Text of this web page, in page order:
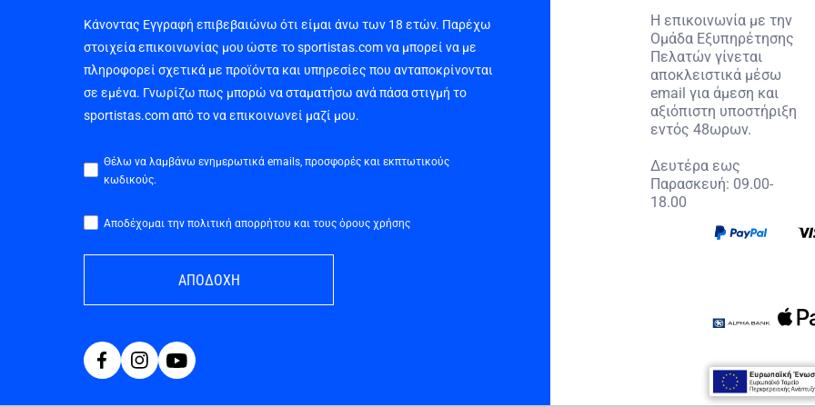
Κάνοντας Εγγραφή επιβεβαιώνω ότι είμαι άνω των 18 ετών. Παρέχω
στοιχεία επικοινωνίας μου ώστε το sportistas.com να μπορεί να με
πληροφορεί σχετικά με προϊόντα και υπηρεσίες που ανταποκρίνονται
σε εμένα. Γνωρίζω πως μπορώ να σταματήσω ανά πάσα στιγμή το
sportistas.com από το να επικοινωνεί μαζί μου.
Θέλω να λαμβάνω ενημερωτικά emails, προσφορές και εκπτωτικούς
κωδικούς.
Αποδέχομαι την πολιτική απορρήτου και τους όρους χρήσης
ΑΠΟΔΟΧΗ
Η επικοινωνία με την
Ομάδα Εξυπηρέτησης
Πελατών γίνεται
αποκλειστικά μέσω
email για άμεση και
αξιόπιστη υποστήριξη
εντός 48ωρων.
Δευτέρα εως
Παρασκευή: 09.00-
18.00